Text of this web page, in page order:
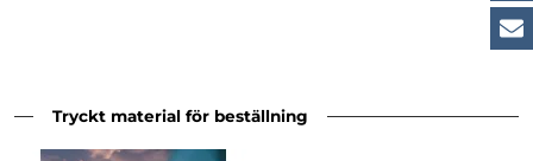
Tryckt material för beställning